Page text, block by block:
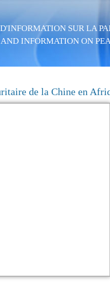
SUR LA
AND INFORMATION ON
de la Chine en